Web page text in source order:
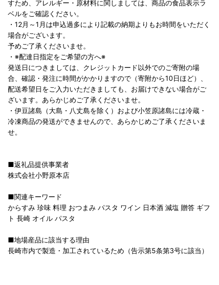
すため、アレルギー・原材料に関しましては、商品の食品表示ラ
ベルをご確認ください。
・12月～1月は申込過多により記載の納期よりもお時間をいただく
場合がございます。
予めご了承くださいませ。
・※配達日指定をご希望の方へ※
発送日につきましては、クレジットカード以外でのご寄附の場
合、確認・発注に時間がかかりますので（寄附から10日ほど）、
配送希望日をご入力いただきましても、お届けできない場合がご
ざいます。あらかじめご了承くださいませ。
・伊豆諸島（大島・八丈島を除く）および小笠原諸島には冷蔵・
冷凍商品の発送ができませんので、あらかじめご了承くださいま
せ。
■返礼品提供事業者
株式会社小野原本店
■関連キーワード
からすみ 珍味 料理 おつまみ パスタ ワイン 日本酒 減塩 贈答 ギフ
ト 長崎 オイル パスタ
■地場産品に該当する理由
長崎市内で製造・加工されているため（告示第5条第3号に該当）